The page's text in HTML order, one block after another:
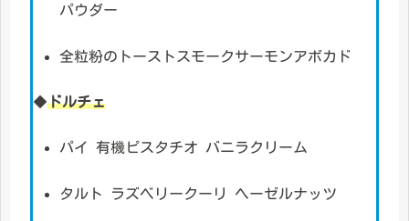
パウダー
全粒粉のトーストスモークサーモンアボカド
◆ドルチェ
パイ 有機ピスタチオ バニラクリーム
タルト ラズベリークーリ ヘーゼルナッツ